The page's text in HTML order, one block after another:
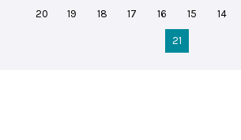
14
15
16
17
18
19
20
21